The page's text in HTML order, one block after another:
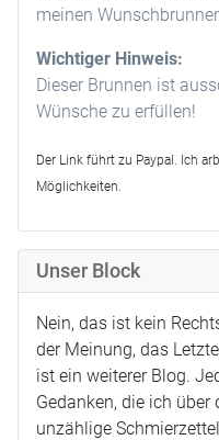
meinen
Wichtiger Hinweis:
Dieser Brunnen ist
Wünsche zu erfüllen!
Der Link führt zu Paypal. Ich
Möglichkeiten.
Unser Block
Nein, das ist kein
der Meinung, das
ist ein weiterer Blog.
Gedanken, die ich
unzählige